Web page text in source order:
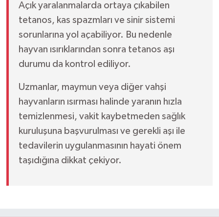
Açık yaralanmalarda ortaya çıkabilen
tetanos, kas spazmları ve sinir sistemi
sorunlarına yol açabiliyor. Bu nedenle
hayvan ısırıklarından sonra tetanos aşı
durumu da kontrol ediliyor.
Uzmanlar, maymun veya diğer vahşi
hayvanların ısırması halinde yaranın hızla
temizlenmesi, vakit kaybetmeden sağlık
kuruluşuna başvurulması ve gerekli aşı ile
tedavilerin uygulanmasının hayati önem
taşıdığına dikkat çekiyor.